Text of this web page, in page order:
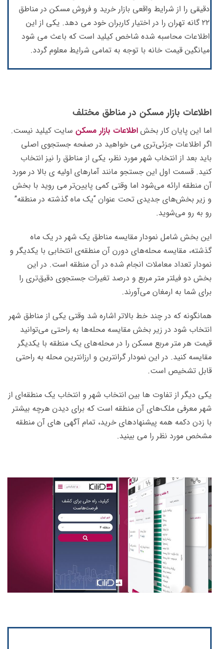
دقیقی را از شرایط واقعی بازار خرید و فروش مسکن در مناطق
۲۲ گانه تهران را در اختیار کاربران خود می دهد. یکی از این
اطلاعات محاسبه شده شاخص کیلید است که باعث می شود
میانگین قیمت خانه با توجه به تمامی شرایط معلوم گردد.
اطلاعات بازار مسکن در مناطق مختلف
اما این پایان کار بخش اطلاعات بازار مسکن سایت کیلید نیست.
اگر اطلاعات جزئی‌تری می خواهید در صفحه جستجوی اصلی
باید بعد از انتخاب شهر مورد نظر، یکی از مناطق را نیز انتخاب
کنید. قسمت اول این جستجو مانند آمارهای اولیه ی بالا در مورد
آن منطقه ارائه می‌شود اما وقتی کمی پایین‌تر می روید با بخش
و زیر بخش‌های جدیدی تحت عنوان “یک ماه گذشته در منطقه”
رو به رو می‌شوید.
این بخش شامل نمودار مقایسه مناطق یک شهر در یک ماه
گذشته، مقایسه محله‌های دورن آن منطقه‌ی انتخابی با یکدیگر و
نمودار تعداد معاملات انجام شده در آن منطقه است. در این
بخش دو فیلتر متر مربع و درصد تغیرات جستجوی دقیق‌تری را
برای شما به ارمغان می‌آورند.
همانگونه که در چند خط بالاتر اشاره شد وقتی یکی از مناطق شهر
انتخاب شود در زیر بخش مقایسه محله‌ها به راحتی می‌توانید
قیمت هر متر مربع مسکن را در محله‌های یک منطقه با یکدیگر
مقایسه کنید. در این نمودار گرانترین و ارزانترین محله به راحتی
قابل تشخیص است.
یکی دیگر از تفاوت ها بین انتخاب شهر و انتخاب یک منطقه‌ای از
شهر معرفی ملک‌های آن منطقه است که برای دیدن هرچه بیشتر
با زدن دکمه همه پیشنهاد‌های خرید، تمام آگهی های آن منطقه
مشخص مورد نظر را می بینید.